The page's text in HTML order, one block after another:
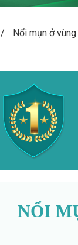
/ Nổi mụn ở
NỔI